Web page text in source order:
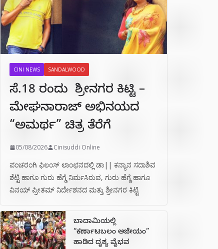
CINI NEWS SANDALWOOD
ಸೆ.18 ರಂದು ಶ್ರೀನಗರ ಕಿಟ್ಟಿ –
ಮೇಘನಾರಾಜ್ ಅಭಿನಯದ
“ಅಮರ್ಥ” ಚಿತ್ರ ತೆರೆಗೆ
05/08/2026 Cinisuddi Online
ಪಂಚರಂಗಿ ಫಿಲಂಸ್ ಲಾಂಛನದಲ್ಲಿ ಡಾ|| ಕನ್ಯಾನ ಸದಾಶಿವ
ಶೆಟ್ಟಿ ಹಾಗೂ ಗುರು ಹೆಗ್ಡೆ ನಿರ್ಮಸಿರುವ, ಗುರು ಹೆಗ್ಡೆ ಹಾಗೂ
ವಿನಯ್ ಪ್ರೀತಮ್ ನಿರ್ದೇಶನದ ಮತ್ತು ಶ್ರೀನಗರ ಕಿಟ್ಟಿ
ಬಾದಾಮಿಯಲ್ಲಿ
“ಕರ್ಣಾಟಬಲಂ ಅಜೇಯಂ”
ಹಾಡಿದ ದೃಶ್ಯ ವೈಭವ